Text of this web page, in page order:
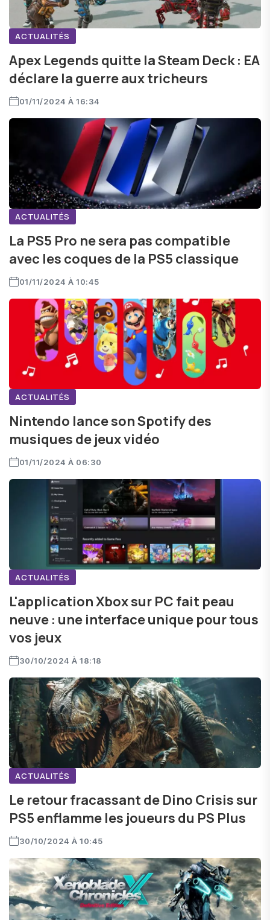
ACTUALITÉS
Apex Legends quitte la Steam Deck : EA
déclare la guerre aux tricheurs
01/11/2024 À 16:34
ACTUALITÉS
La PS5 Pro ne sera pas compatible
avec les coques de la PS5 classique
01/11/2024 À 10:45
ACTUALITÉS
Nintendo lance son Spotify des
musiques de jeux vidéo
01/11/2024 À 06:30
ACTUALITÉS
L'application Xbox sur PC fait peau
neuve : une interface unique pour tous
vos jeux
30/10/2024 À 18:18
ACTUALITÉS
Le retour fracassant de Dino Crisis sur
PS5 enflamme les joueurs du PS Plus
30/10/2024 À 10:45